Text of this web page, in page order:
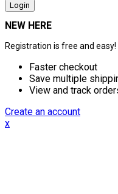
NEW HERE
Registration is free and easy!
Faster checkout
Save multiple
View and track
Create an account
x